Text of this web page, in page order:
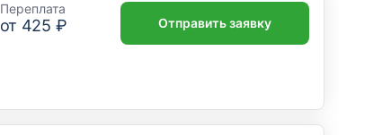
Переплата
от 425 ₽ Отправить заявку